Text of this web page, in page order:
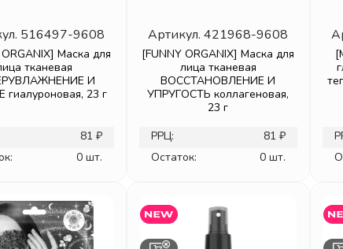
516497-9608
Маска для
тканевая
И
23 г
81 ₽
0 шт.
Артикул.421968-9608
[FUNNY ORGANIX] Маска для
лица тканевая
ВОССТАНОВЛЕНИЕ И
УПРУГОСТЬ коллагеновая,
23 г
РРЦ:
81 ₽
Остаток:
0 шт.